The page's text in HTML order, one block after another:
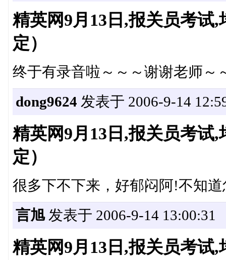
精英网9月13日,报关员考试
定）
终于有录音啦～～～谢谢老师～
dong9624 发表于 2006-9-14
精英网9月13日,报关员考试
定）
很多下不下来，好郁闷阿!不知
言旭发表于 2006-9-14 13:00:31
精英网9月13日,报关员考试